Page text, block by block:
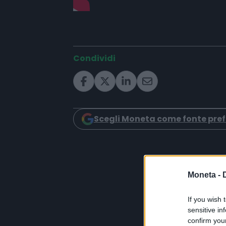
Moneta -
If you wish
sensitive
confirm